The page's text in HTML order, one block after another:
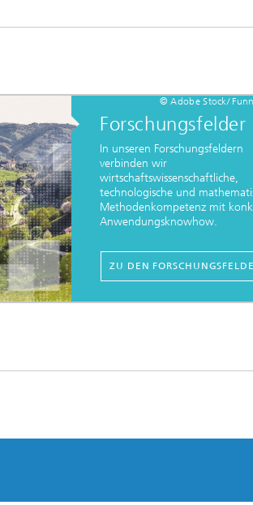
© Adobe Stock/
Forschungsfelder
In unseren Forschungsfeldern
verbinden wir
wirtschaftswissenschaftliche,
technologische und
Methodenkompetenz mit
Anwendungsknowhow.
ZU DEN